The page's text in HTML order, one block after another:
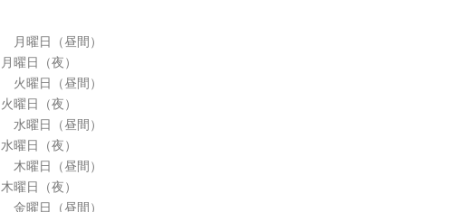
月曜日（昼間）
月曜日（夜）
火曜日（昼間）
火曜日（夜）
水曜日（昼間）
水曜日（夜）
木曜日（昼間）
木曜日（夜）
金曜日（昼間）